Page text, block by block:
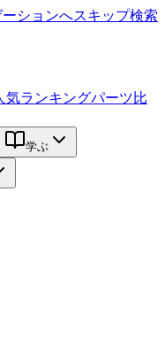
ションへスキップ検索
気ランキングパーツ比
学ぶ